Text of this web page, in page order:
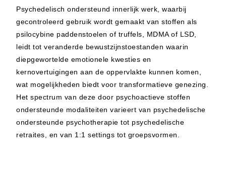
Psychedelisch ondersteund innerlijk werk, waarbij
gecontroleerd gebruik wordt gemaakt van stoffen als
psilocybine paddenstoelen of truffels, MDMA of LSD,
leidt tot veranderde bewustzijnstoestanden waarin
diepgewortelde emotionele kwesties en
kernovertuigingen aan de oppervlakte kunnen komen,
wat mogelijkheden biedt voor transformatieve genezing.
Het spectrum van deze door psychoactieve stoffen
ondersteunde modaliteiten varieert van psychedelische
ondersteunde psychotherapie tot psychedelische
retraites, en van 1:1 settings tot groepsvormen.